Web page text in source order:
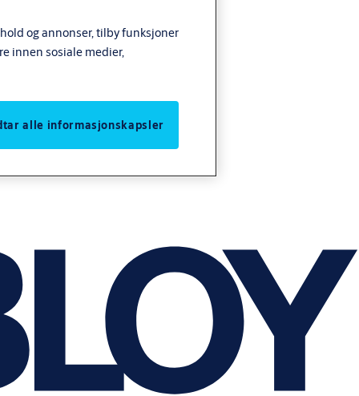
og annonser, tilby funksjoner
innen sosiale medier,
alle informasjonskapsler